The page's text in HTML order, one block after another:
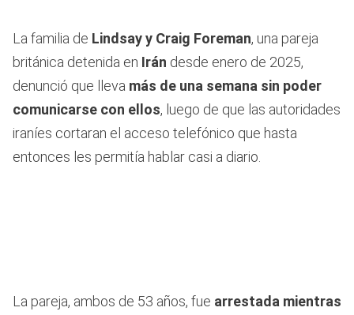
La familia de Lindsay y Craig Foreman, una pareja
británica detenida en Irán desde enero de 2025,
denunció que lleva más de una semana sin poder
comunicarse con ellos, luego de que las autoridades
iraníes cortaran el acceso telefónico que hasta
entonces les permitía hablar casi a diario.
La pareja, ambos de 53 años, fue arrestada mientras